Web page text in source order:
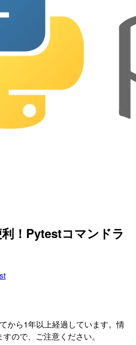
！Pytestコマンドラ
から1年以上経過しています。情
ので、ご注意ください。